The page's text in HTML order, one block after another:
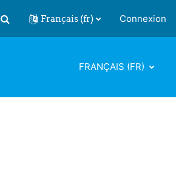
Activer/désactiver la saisie de
Français ‎(fr)‎ Connexion
FRANÇAIS ‎(FR)‎